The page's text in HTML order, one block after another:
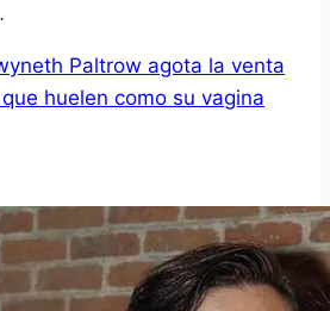
Paltrow agota la venta
huelen como su vagina